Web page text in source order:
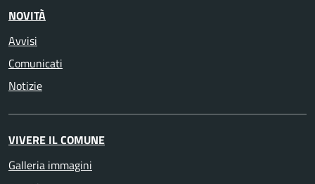
NOVITÀ
Avvisi
Comunicati
Notizie
VIVERE IL COMUNE
Galleria immagini